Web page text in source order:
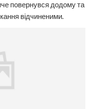
повернувся додому та
відчиненими.